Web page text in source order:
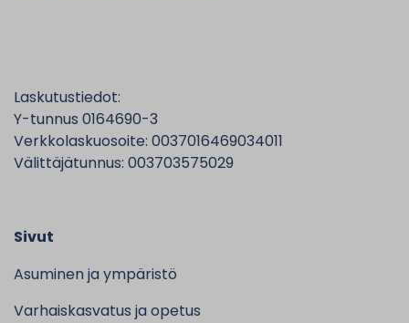
Laskutustiedot:
Y-tunnus 0164690-3
Verkkolaskuosoite: 0037016469034011
Välittäjätunnus: 003703575029
Sivut
Asuminen ja ympäristö
Varhaiskasvatus ja opetus